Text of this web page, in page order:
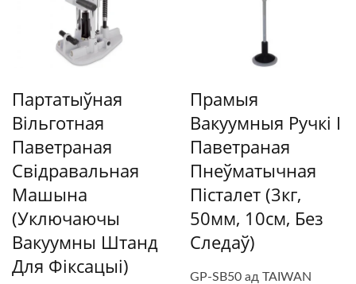
Партатыўная
Вільготная
Паветраная
Свідравальная
Машына
(уключаючы
Вакуумны Штанд
Для Фіксацыі)
Прамыя
Вакуумныя Ручкі І
Паветраная
Пнеўматычная
Пісталет (3кг,
50мм, 10см, Без
Следаў)
GP-SB50 ад TAIWAN